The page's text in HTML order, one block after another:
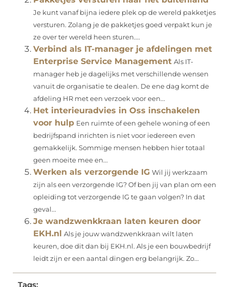
Je kunt vanaf bijna iedere plek op de wereld pakketjes
versturen. Zolang je de pakketjes goed verpakt kun je
ze over ter wereld heen sturen....
Verbind als IT-manager je afdelingen met
Enterprise Service Management Als IT-
manager heb je dagelijks met verschillende wensen
vanuit de organisatie te dealen. De ene dag komt de
afdeling HR met een verzoek voor een...
Het interieuradvies in Oss inschakelen
voor hulp Een ruimte of een gehele woning of een
bedrijfspand inrichten is niet voor iedereen even
gemakkelijk. Sommige mensen hebben hier totaal
geen moeite mee en...
Werken als verzorgende IG Wil jij werkzaam
zijn als een verzorgende IG? Of ben jij van plan om een
opleiding tot verzorgende IG te gaan volgen? In dat
geval...
Je wandzwenkkraan laten keuren door
EKH.nl
Als je jouw wandzwenkkraan wilt laten
keuren, doe dit dan bij EKH.nl. Als je een bouwbedrijf
leidt zijn er een aantal dingen erg belangrijk. Zo...
Tags: